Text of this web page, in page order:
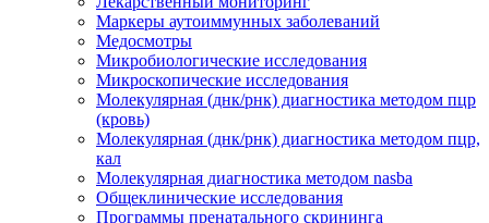
Маркеры аутоиммунных заболеваний
Медосмотры
Микробиологические исследования
Микроскопические исследования
Молекулярная (днк/рнк) диагностика методом пцр
(кровь)
Молекулярная (днк/рнк) диагностика методом пцр,
кал
Молекулярная диагностика методом nasba
Общеклинические исследования
Программы пренатального скрининга